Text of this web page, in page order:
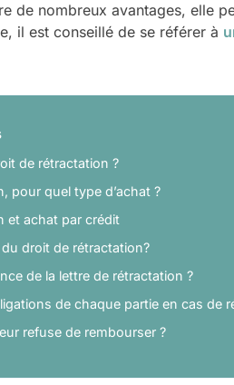
de nombreux avantages, elle
il est conseillé de se référer à
de rétractation ?
pour quel type d’achat ?
et achat par crédit
droit de rétractation?
de la lettre de rétractation ?
de chaque partie en cas de
refuse de rembourser ?